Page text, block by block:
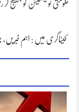
حکومتی نوٹیفکیشن کو چیلینج
کیٹاگری میں : اہم خبریں ،